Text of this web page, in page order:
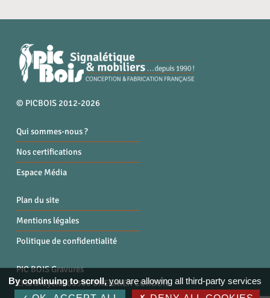
© PICBOIS 2012-2026
Qui sommes-nous ?
Nos certifications
Espace Média
Plan du site
Mentions légales
Politique de confidentialité
PIC BOIS Gravures
ZI la Bruyère, 01300 BREGNIER CORDON
By continuing to scroll,you are allowing all third-party services